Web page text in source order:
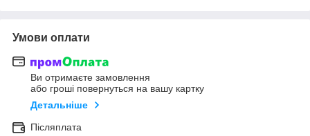
Умови оплати
Ви отримаєте замовлення
або гроші повернуться на вашу картку
Детальніше
Післяплата